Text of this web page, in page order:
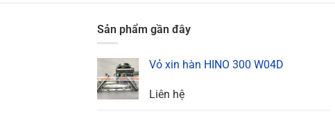
Sản phẩm gần đây
Vỏ xin hàn HINO 300 W04D
Liên hệ